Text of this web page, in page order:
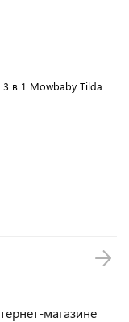
3 в 1 Mowbaby Tilda
магазине